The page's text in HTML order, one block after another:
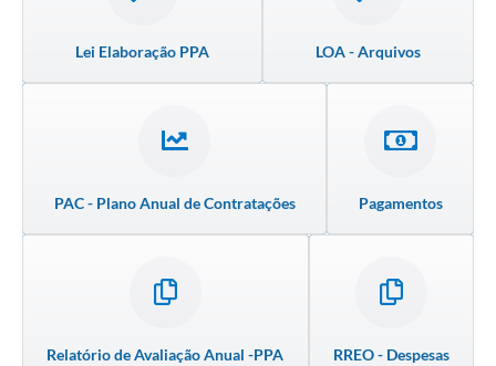
Lei Elaboração PPA LOA - Arquivos
PAC - Plano Anual de Contratações Pagamentos
Relatório de Avaliação Anual -PPA RREO - Despesas